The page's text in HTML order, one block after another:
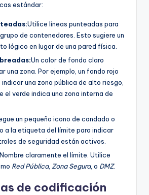
estándar:
Utilice líneas punteadas para
de contenedores. Esto sugiere un
lógico en lugar de una pared física.
Un color de fondo claro
una zona. Por ejemplo, un fondo rojo
una zona pública de alto riesgo,
el verde indica una zona interna de
un pequeño icono de candado o
a la etiqueta del límite para indicar
de seguridad están activos.
Nombre claramente el límite. Utilice
Red Pública, Zona Segura, o DMZ.
de codificación